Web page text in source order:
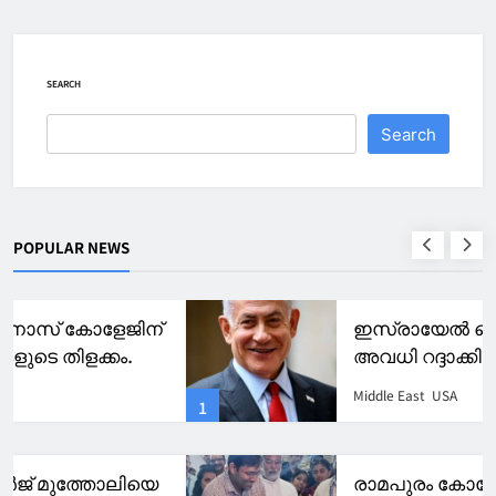
SEARCH
Search
POPULAR NEWS
ഇസ്രായേല്‍ സൈനികരുടെ
അവധി റദ്ദാക്കി; ഇറാൻ
ആക്രമണത്തിനോ
നെതന്യാഹുവിന്റെ നീക്കം
Middle East USA
രാമപുരം കോളേജിൽ